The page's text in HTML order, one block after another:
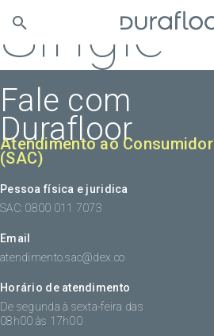
Single
Fale com
Durafloor
Atendimento ao Consumidor
(SAC)
Pessoa física e juridica
SAC: 0800 011 7073
Email
atendimento.sac@dex.co
Horário de atendimento
De segunda à sexta-feira das
08h00 às 17h00